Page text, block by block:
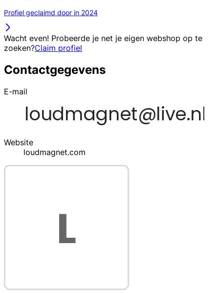
Profiel geclaimd door in 2024
Wacht even! Probeerde je net je eigen webshop op te
zoeken?Claim profiel
Contactgegevens
E-mail
Website
loudmagnet.com